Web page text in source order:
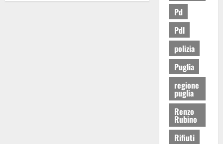
Pd
Pdl
polizia
Puglia
regione
puglia
Renzo
Rubino
Rifiuti